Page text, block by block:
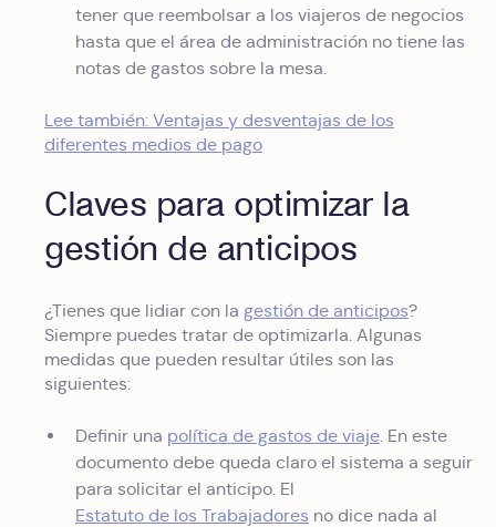
tener que reembolsar a los viajeros de negocios
hasta que el área de administración no tiene las
notas de gastos sobre la mesa.
Lee también: Ventajas y desventajas de los
diferentes medios de pago
Claves para optimizar la
gestión de anticipos
¿Tienes que lidiar con la gestión de anticipos?
Siempre puedes tratar de optimizarla. Algunas
medidas que pueden resultar útiles son las
siguientes:
Definir una política de gastos de viaje. En este
documento debe queda claro el sistema a seguir
para solicitar el anticipo. El
Estatuto de los Trabajadores no dice nada al